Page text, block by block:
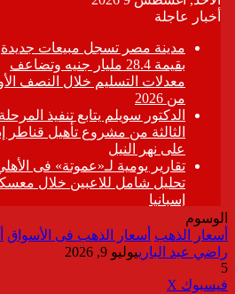
الوسوم
أسعار الذهب أسعار الذهب فى الأسواق
راضي عبد البارييوليو 9, 2026
5
فيسبوك ‫X